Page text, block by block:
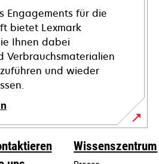
Engagements für die
bietet Lexmark
Ihnen dabei
Verbrauchsmaterialien
und wieder
Wissenszentrum